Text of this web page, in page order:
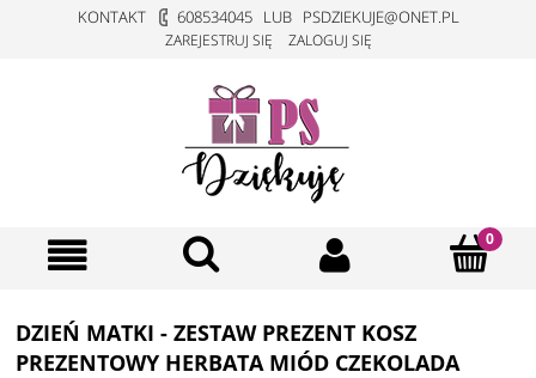
KONTAKT 608534045LUB PSDZIEKUJE@ONET.PL
ZAREJESTRUJ SIĘ ZALOGUJ SIĘ
DZIEŃ MATKI - ZESTAW PREZENT KOSZ
PREZENTOWY HERBATA MIÓD CZEKOLADA